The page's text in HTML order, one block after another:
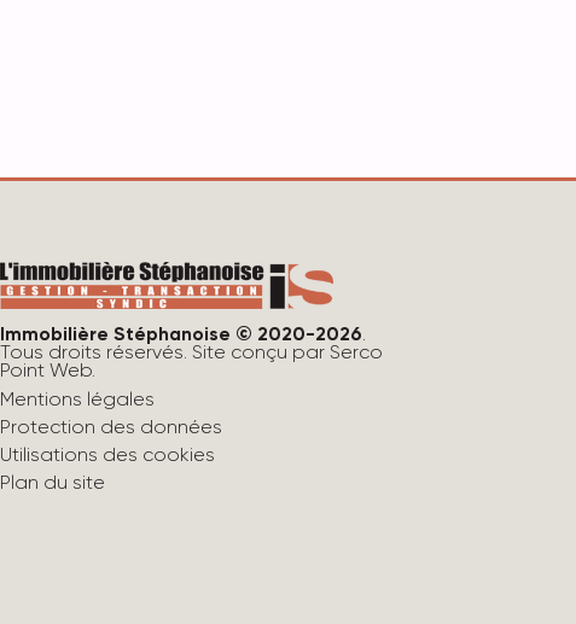
Immobilière Stéphanoise © 2020-2026.
Tous droits réservés. Site conçu parSerco
Point Web.
Mentions légales
Protection des données
Utilisations des cookies
Plan du site